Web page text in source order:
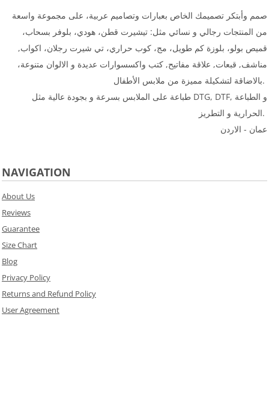
صمم وأبتكر تصميمك الخاص بعبارات وتصاميم عربية، على مجموعة واسعة
من المنتجات رجالي و نسائي مثل: تيشيرت قطن، هودي، بلوفر بسحاب،
قميص بولو، بلوزة كم طويل، مج، كوب حراري، تي شيرت رجلان، اكواب,
مناشف, قبعات, علاقة مفاتيح, كتب واكسسوارات عديدة و الالوان متنوعة،
بالاضاقة لتشكيلة مميزة من ملابس الأطفال.
طباعة على الملابس بسرعة و بجودة عالية مثل DTG, DTF, و الطباعة
الحرارية و التطريز.
عمان - الاردن
NAVIGATION
About Us
Reviews
Guarantee
Size Chart
Blog
Privacy Policy
Returns and Refund Policy
User Agreement